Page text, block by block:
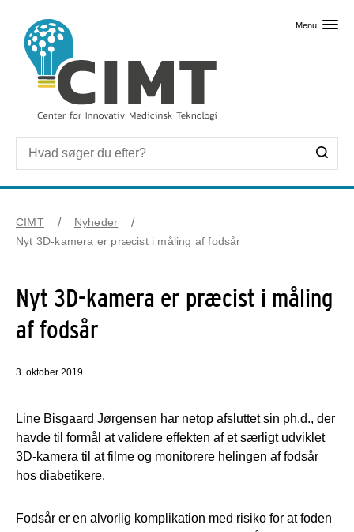
Menu
CIMT
Nyheder
Nyt 3D-kamera er præcist i måling af fodsår
Nyt 3D-kamera er præcist i måling
af fodsår
3. oktober 2019
Line Bisgaard Jørgensen har netop afsluttet sin ph.d., der
havde til formål at validere effekten af et særligt udviklet
3D-kamera til at filme og monitorere helingen af fodsår
hos diabetikere.
Fodsår er en alvorlig komplikation med risiko for at foden